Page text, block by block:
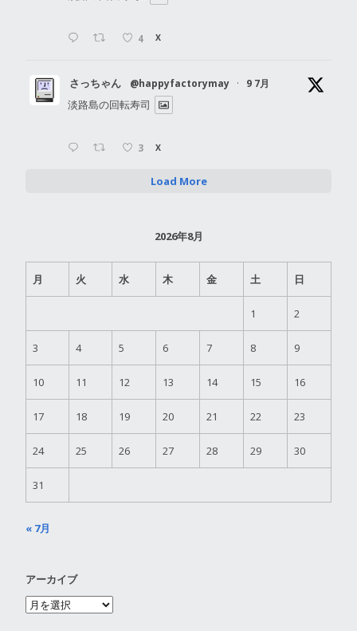
4 X
さっちゃん @happyfactorymay · 9 7月
淡路島の回転寿司
3 X
Load More
2026年8月
月 火 水 木 金 土 日
1 2
3 4 5 6 7 8 9
10 11 12 13 14 15 16
17 18 19 20 21 22 23
24 25 26 27 28 29 30
31
« 7月
アーカイブ